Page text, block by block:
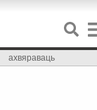
ахвяраваць